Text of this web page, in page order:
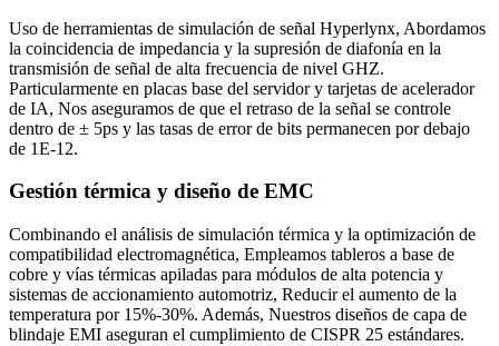
Uso de herramientas de simulación de señal Hyperlynx, Abordamos
la coincidencia de impedancia y la supresión de diafonía en la
transmisión de señal de alta frecuencia de nivel GHZ.
Particularmente en placas base del servidor y tarjetas de acelerador
de IA, Nos aseguramos de que el retraso de la señal se controle
dentro de ± 5ps y las tasas de error de bits permanecen por debajo
de 1E-12.
Gestión térmica y diseño de EMC
Combinando el análisis de simulación térmica y la optimización de
compatibilidad electromagnética, Empleamos tableros a base de
cobre y vías térmicas apiladas para módulos de alta potencia y
sistemas de accionamiento automotriz, Reducir el aumento de la
temperatura por 15%-30%. Además, Nuestros diseños de capa de
blindaje EMI aseguran el cumplimiento de CISPR 25 estándares.